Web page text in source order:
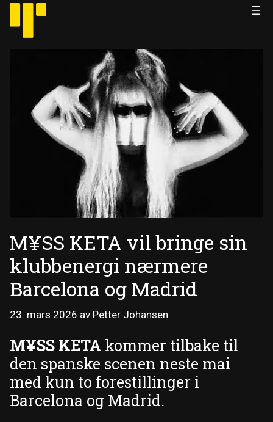
Hopp
innhold
M¥SS KETA vil bringe sin
klubbenergi nærmere
Barcelona og Madrid
23. mars 2026 av Petter Johansen
M¥SS KETA kommer tilbake til
den spanske scenen neste mai
med kun to forestillinger i
Barcelona og Madrid.